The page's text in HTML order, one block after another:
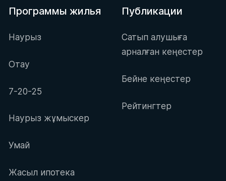
Программы жилья
Наурыз
Отау
7-20-25
Наурыз жұмыскер
Умай
Жасыл ипотека
Публикации
Сатып алушыға
арналған кеңестер
Бейне кеңестер
Рейтингтер